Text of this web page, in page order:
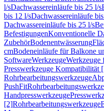
l/sDachwassereinläufe bis 25 l/s
bis 12 l/sDachwassereinläufe
Dachwassereinläufe bis 25 l/s
BefestigungenKonventionelle
ZubehörBodenentwässerung
cmBodeneinläufe für Balkone
SoftwareWerkzeuge
Presswerkzeuge Kompatibilität
Rohrbearbeitungswerkzeuge
PushFit
Handpresswerkzeuge
[2]Rohrbearbeitungswerkzeuge